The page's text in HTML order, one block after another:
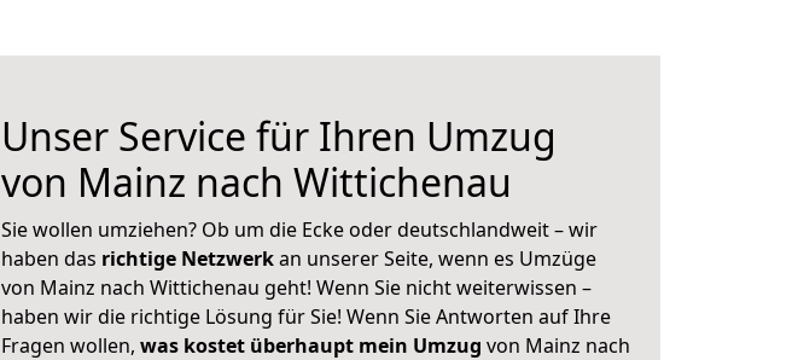
Unser Service für Ihren Umzug
von Mainz nach Wittichenau
Sie wollen umziehen? Ob um die Ecke oder deutschlandweit – wir
haben das richtige Netzwerkan unserer Seite, wenn es Umzüge
von Mainz nach Wittichenau geht! Wenn Sie nicht weiterwissen –
haben wir die richtige Lösung für Sie! Wenn Sie Antworten auf Ihre
Fragen wollen, was kostet überhaupt mein Umzug von Mainz nach